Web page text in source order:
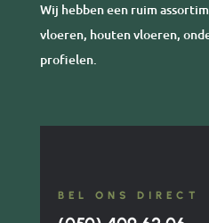
Wij hebben een ruim
vloeren, houten vloeren,
profielen.
BEL ONS DIRECT